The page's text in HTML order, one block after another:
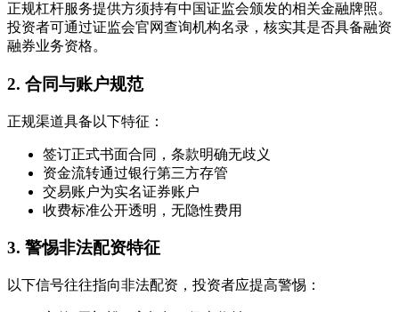
正规杠杆服务提供方须持有中国证监会颁发的相关金融牌照。
投资者可通过证监会官网查询机构名录，核实其是否具备融资
融券业务资格。
2. 合同与账户规范
正规渠道具备以下特征：
签订正式书面合同，条款明确无歧义
资金流转通过银行第三方存管
交易账户为实名证券账户
收费标准公开透明，无隐性费用
3. 警惕非法配资特征
以下信号往往指向非法配资，投资者应提高警惕：